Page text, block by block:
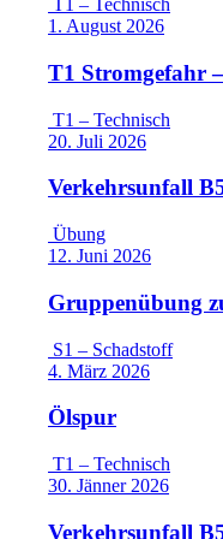
T1 – Technisch
1. August 2026
T1 Stromgefahr
T1 – Technisch
20. Juli 2026
Verkehrsunfall
Übung
12. Juni 2026
Gruppenübung
S1 – Schadstoff
4. März 2026
Ölspur
T1 – Technisch
30. Jänner 2026
Verkehrsunfall